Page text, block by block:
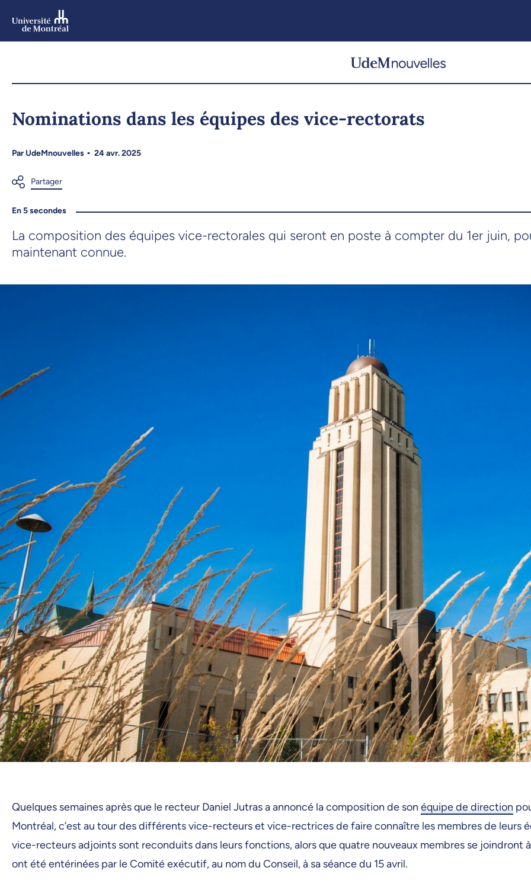
Nominations dans les équipes des vice-rectorats
ParUdeMnouvelles 24 avr. 2025
En 5 secondes
La composition des équipes vice-rectorales qui seront en poste à compter du 1er juin,
maintenant connue.
Quelques semaines après que le recteur Daniel Jutras a annoncé la composition de son équipe de direction
Montréal, c’est au tour des différents vice-recteurs et vice-rectrices de faire connaître les membres de
vice-recteurs adjoints sont reconduits dans leurs fonctions, alors que quatre nouveaux membres se joindront
ont été entérinées par le Comité exécutif, au nom du Conseil, à sa séance du 15 avril.